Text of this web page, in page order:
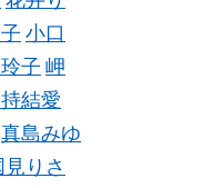
小口
子 岬
結愛
真島みゆ
見りさ